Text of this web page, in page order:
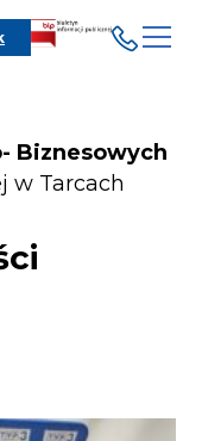
Biznesowych
w Tarcach